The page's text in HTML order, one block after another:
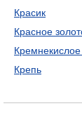
Красик
Красное
Кремнекислое
Крепь